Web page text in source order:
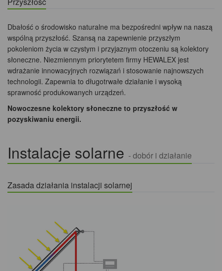
Dbałość o środowisko naturalne ma bezpośredni wpływ na naszą
wspólną przyszłość. Szansą na zapewnienie przyszłym
pokoleniom życia w czystym i przyjaznym otoczeniu są kolektory
słoneczne. Niezmiennym priorytetem firmy HEWALEX jest
wdrażanie innowacyjnych rozwiązań i stosowanie najnowszych
technologii. Zapewnia to długotrwałe działanie i wysoką
sprawność produkowanych urządzeń.
Nowoczesne kolektory słoneczne to przyszłość w
pozyskiwaniu energii.
Instalacje solarne - dobór i działanie
Zasada działania instalacji solarnej